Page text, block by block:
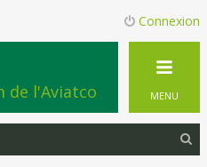
Connexion
de l'Aviatco MENU